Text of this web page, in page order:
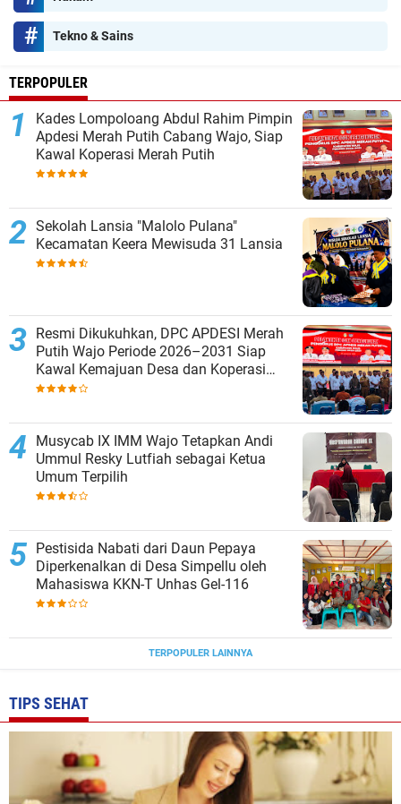
Tekno & Sains
TERPOPULER
Kades Lompoloang Abdul Rahim Pimpin
Apdesi Merah Putih Cabang Wajo, Siap
Kawal Koperasi Merah Putih
Sekolah Lansia "Malolo Pulana"
Kecamatan Keera Mewisuda 31 Lansia
Resmi Dikukuhkan, DPC APDESI Merah
Putih Wajo Periode 2026–2031 Siap
Kawal Kemajuan Desa dan Koperasi
Merah Putih
Musycab IX IMM Wajo Tetapkan Andi
Ummul Resky Lutfiah sebagai Ketua
Umum Terpilih
Pestisida Nabati dari Daun Pepaya
Diperkenalkan di Desa Simpellu oleh
Mahasiswa KKN-T Unhas Gel-116
TERPOPULER LAINNYA
TIPS SEHAT